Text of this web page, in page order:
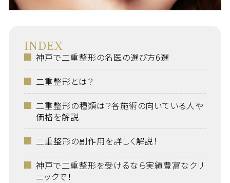
INDEX
神戸で二重整形の名医の選び方6選
二重整形とは？
二重整形の種類は？各施術の向いている人や
価格を解説
二重整形の副作用を詳しく解説！
神戸で二重整形を受けるなら実績豊富なクリ
ニックで！